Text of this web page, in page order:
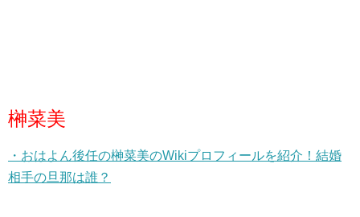
榊菜美
・おはよん後任の榊菜美のWikiプロフィールを紹介！結婚
相手の旦那は誰？